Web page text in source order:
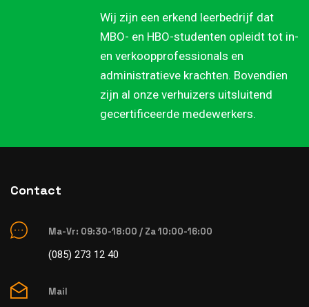
Wij zijn een erkend leerbedrijf dat
MBO- en HBO-studenten opleidt tot in-
en verkoopprofessionals en
administratieve krachten. Bovendien
zijn al onze verhuizers uitsluitend
gecertificeerde medewerkers.
Contact
Ma-Vr: 09:30-18:00 / Za 10:00-16:00
(085) 273 12 40
Mail